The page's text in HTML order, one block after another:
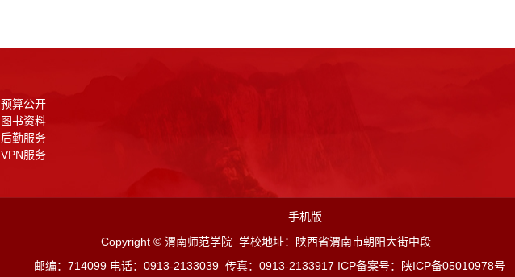
预算公开
图书资料
后勤服务
VPN服务
手机版
Copyright © 渭南师范学院 学校地址：陕西省渭南市朝阳大街中段
邮编：714099 电话：0913-2133039 传真：0913-2133917 ICP备案号： 陕ICP备05010978号